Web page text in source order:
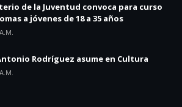
de la Juventud convoca para curso
a jóvenes de 18 a 35 años
Rodríguez asume en Cultura